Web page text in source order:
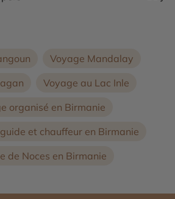
Voyage Mandalay
Voyage au Lac Inle
organisé en Birmanie
et chauffeur en Birmanie
de Noces en Birmanie